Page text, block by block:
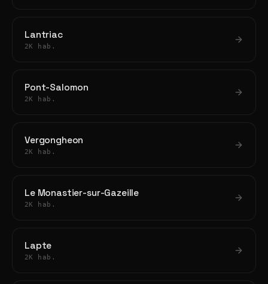
Lantriac
2K hab.
Pont-Salomon
2K hab.
Vergongheon
2K hab.
Le Monastier-sur-Gazeille
2K hab.
Lapte
2K hab.